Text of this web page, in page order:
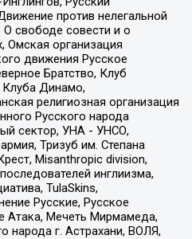
против нелегальной
О свободе совести и о
Омская организация
движения Русское
Братство, Клуб
Динамо,
религиозная организация
Русского народа
сектор, УНА - УНСО,
Тризуб им. Степана
Misanthropic division,
инглиизма,
TulaSkins,
Русские, Русское
Атака, Мечеть Мирмамеда,
народа г. Астрахани, ВОЛЯ,